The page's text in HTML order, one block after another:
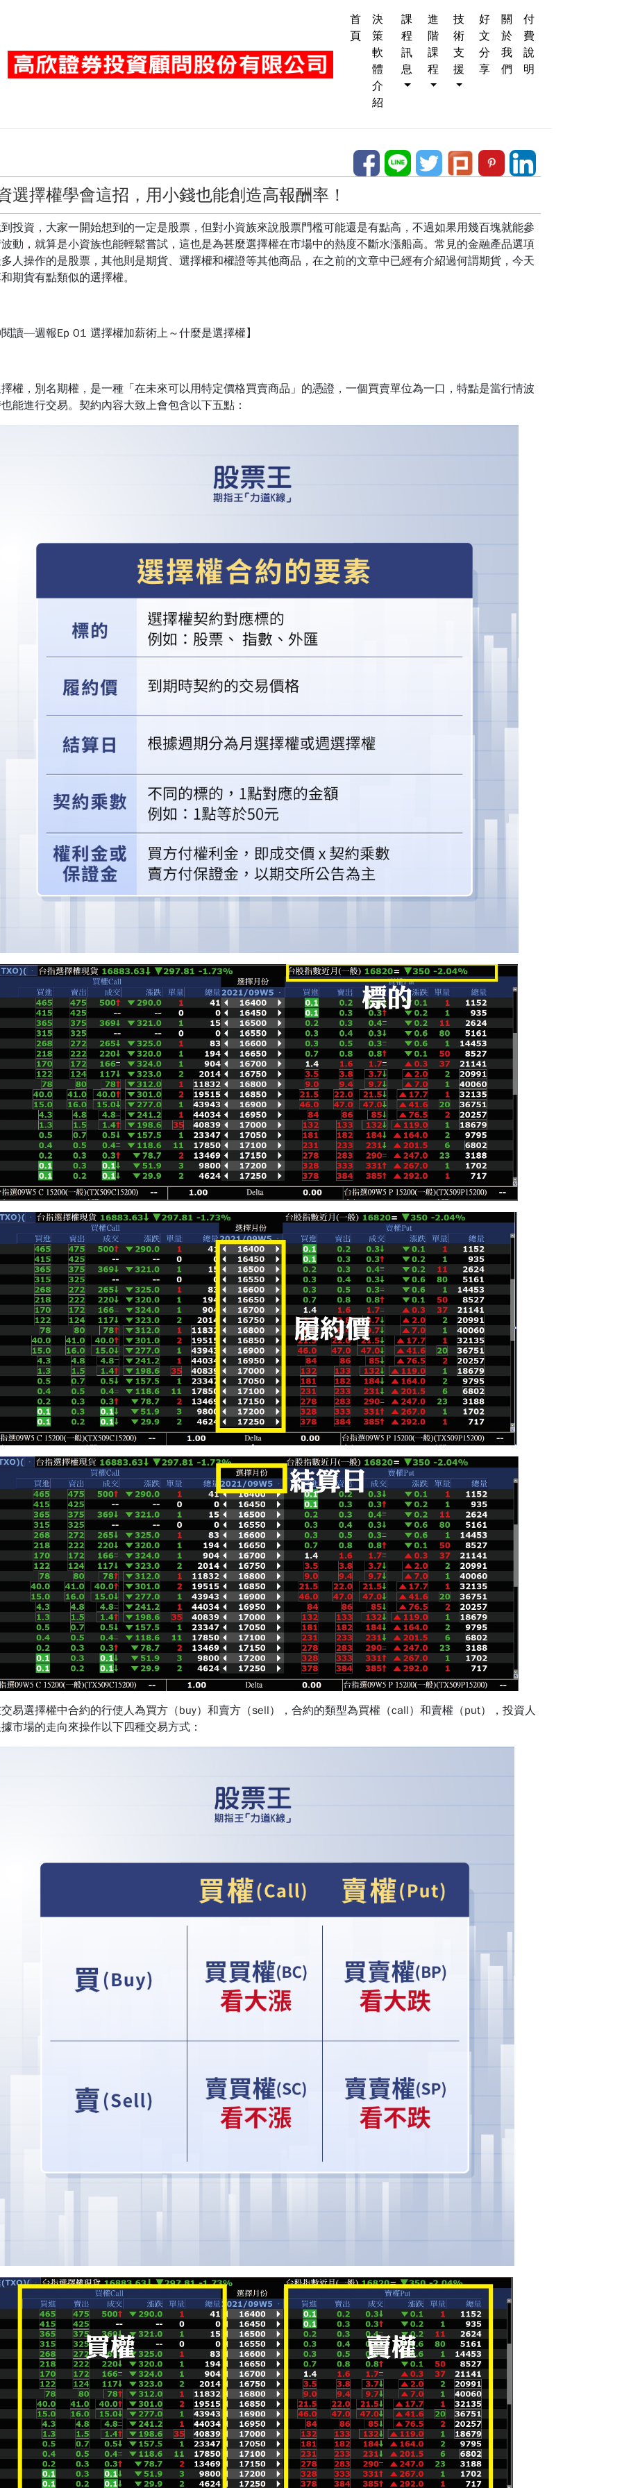
首
頁
決
策
軟
體
介
紹
課
程
訊
息
進
階
課
程
技
術
支
援
好
文
分
享
關
於
我
們
付
費
說
明
選擇權學會這招，用小錢也能創造高報酬率！
資，大家一開始想到的一定是股票，但對小資族來說股票門檻可能還是有點高，不過如果用幾百塊就能參
動，就算是小資族也能輕鬆嘗試，這也是為甚麼選擇權在市場中的熱度不斷水漲船高。常見的金融產品選項
人操作的是股票，其他則是期貨、選擇權和權證等其他商品，在之前的文章中已經有介紹過何謂期貨，今天
期貨有點類似的選擇權。
閱讀—週報Ep 01 選擇權加薪術上～什麼是選擇權】
，別名期權，是一種「在未來可以用特定價格買賣商品」的憑證，一個買賣單位為一口，特點是當行情波
能進行交易。契約內容大致上會包含以下五點：
選擇權中合約的行使人為買方（buy）和賣方（sell），合約的類型為買權（call）和賣權（put），投資人
市場的走向來操作以下四種交易方式：